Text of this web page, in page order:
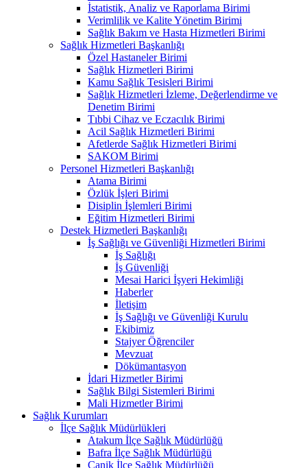
İstatistik, Analiz ve Raporlama Birimi
Verimlilik ve Kalite Yönetim Birimi
Sağlık Bakım ve Hasta Hizmetleri Birimi
Sağlık Hizmetleri Başkanlığı
Özel Hastaneler Birimi
Sağlık Hizmetleri Birimi
Kamu Sağlık Tesisleri Birimi
Sağlık Hizmetleri İzleme, Değerlendirme ve
Denetim Birimi
Tıbbi Cihaz ve Eczacılık Birimi
Acil Sağlık Hizmetleri Birimi
Afetlerde Sağlık Hizmetleri Birimi
SAKOM Birimi
Personel Hizmetleri Başkanlığı
Atama Birimi
Özlük İşleri Birimi
Disiplin İşlemleri Birimi
Eğitim Hizmetleri Birimi
Destek Hizmetleri Başkanlığı
İş Sağlığı ve Güvenliği Hizmetleri Birimi
İş Sağlığı
İş Güvenliği
Mesai Harici İşyeri Hekimliği
Haberler
İletişim
İş Sağlığı ve Güvenliği Kurulu
Ekibimiz
Stajyer Öğrenciler
Mevzuat
Dökümantasyon
İdari Hizmetler Birimi
Sağlık Bilgi Sistemleri Birimi
Mali Hizmetler Birimi
Sağlık Kurumları
İlçe Sağlık Müdürlükleri
Atakum İlçe Sağlık Müdürlüğü
Bafra İlçe Sağlık Müdürlüğü
Canik İlçe Sağlık Müdürlüğü